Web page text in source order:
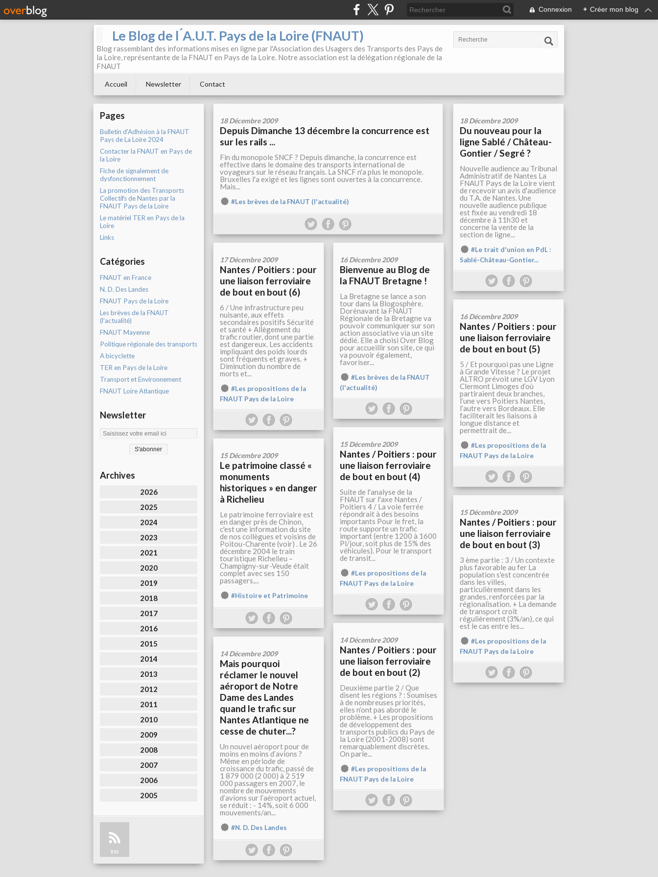
Connexion + Créer mon blog
Le Blog de l ́A.U.T. Pays de la Loire (FNAUT)
Blog rassemblant des informations mises en ligne par l'Association des Usagers des Transports des Pays de
la Loire, représentante de la FNAUT en Pays de la Loire. Notre association est la délégation régionale de la
FNAUT
Accueil Newsletter Contact
Pages
Bulletin d'Adhésion à la FNAUT
Pays de La Loire 2024
Contacter la FNAUT en Pays de
la Loire
Fiche de signalement de
dysfonctionnement
La promotion des Transports
Collectifs de Nantes par la
FNAUT Pays de la Loire
Le matériel TER en Pays de la
Loire
Links
Catégories
FNAUT en France
N. D. Des Landes
FNAUT Pays de la Loire
Les brèves de la FNAUT
(l'actualité)
FNAUT Mayenne
Politique régionale des transports
A bicyclette
TER en Pays de la Loire
Transport et Environnement
FNAUT Loire Atlantique
Newsletter
Archives
2026
2025
2024
2023
2021
2020
2019
2018
2017
2016
2015
2014
2013
2012
2011
2010
2009
2008
2007
2006
2005
RSS
18 Décembre 2009
Depuis Dimanche 13 décembre la concurrence est
sur les rails ...
Fin du monopole SNCF ? Depuis dimanche, la concurrence est
effective dans le domaine des transports international de
voyageurs sur le réseau français. La SNCF n'a plus le monopole.
Bruxelles l'a exigé et les lignes sont ouvertes à la concurrence.
Mais...
#Les brèves de la FNAUT (l'actualité)
18 Décembre 2009
Du nouveau pour la
ligne Sablé / Château-
Gontier / Segré ?
Nouvelle audience au Tribunal
Administratif de Nantes La
FNAUT Pays de la Loire vient
de recevoir un avis d'audience
du T.A. de Nantes. Une
nouvelle audience publique
est fixée au vendredi 18
décembre à 11h30 et
concerne la vente de la
section de ligne...
#Le trait d'union en PdL :
Sablé-Château-Gontier...
17 Décembre 2009
Nantes / Poitiers : pour
une liaison ferroviaire
de bout en bout (6)
6 / Une infrastructure peu
nuisante, aux effets
secondaires positifs Sécurité
et santé + Allègement du
trafic routier, dont une partie
est dangereux. Les accidents
impliquant des poids lourds
sont fréquents et graves. +
Diminution du nombre de
morts et...
#Les propositions de la
FNAUT Pays de la Loire
16 Décembre 2009
Bienvenue au Blog de
la FNAUT Bretagne !
La Bretagne se lance a son
tour dans la Blogosphère.
Dorénavant la FNAUT
Régionale de la Bretagne va
pouvoir communiquer sur son
action associative via un site
dédié. Elle a choisi Over Blog
pour accueillir son site, ce qui
va pouvoir également,
favoriser...
#Les brèves de la FNAUT
(l'actualité)
16 Décembre 2009
Nantes / Poitiers : pour
une liaison ferroviaire
de bout en bout (5)
5 / Et pourquoi pas une Ligne
à Grande Vitesse ? Le projet
ALTRO prévoit une LGV Lyon
Clermont Limoges d’où
partiraient deux branches,
l’une vers Poitiers Nantes,
l’autre vers Bordeaux. Elle
faciliterait les liaisons à
longue distance et
permettrait de...
#Les propositions de la
FNAUT Pays de la Loire
15 Décembre 2009
Nantes / Poitiers : pour
une liaison ferroviaire
de bout en bout (4)
Suite de l'analyse de la
FNAUT sur l'axe Nantes /
Poitiers 4 / La voie ferrée
répondrait à des besoins
importants Pour le fret, la
route supporte un trafic
important (entre 1200 à 1600
Pl/jour, soit plus de 15% des
véhicules). Pour le transport
de transit...
#Les propositions de la
FNAUT Pays de la Loire
15 Décembre 2009
Le patrimoine classé «
monuments
historiques » en danger
à Richelieu
Le patrimoine ferroviaire est
en danger près de Chinon,
c'est une information du site
de nos collègues et voisins de
Poitou-Charente (voir) . Le 26
décembre 2004 le train
touristique Richelieu –
Champigny-sur-Veude était
complet avec ses 150
passagers,...
#Histoire et Patrimoine
15 Décembre 2009
Nantes / Poitiers : pour
une liaison ferroviaire
de bout en bout (3)
3 ème partie : 3 / Un contexte
plus favorable au fer La
population s'est concentrée
dans les villes,
particulièrement dans les
grandes, renforcées par la
régionalisation. + La demande
de transport croît
régulièrement (3%/an), ce qui
est le cas entre les...
#Les propositions de la
FNAUT Pays de la Loire
14 Décembre 2009
Nantes / Poitiers : pour
une liaison ferroviaire
de bout en bout (2)
Deuxième partie 2 / Que
disent les régions ? : Soumises
à de nombreuses priorités,
elles n’ont pas abordé le
problème. + Les propositions
de développement des
transports publics du Pays de
la Loire (2001-2008) sont
remarquablement discrètes.
On parle...
#Les propositions de la
FNAUT Pays de la Loire
14 Décembre 2009
Mais pourquoi
réclamer le nouvel
aéroport de Notre
Dame des Landes
quand le trafic sur
Nantes Atlantique ne
cesse de chuter...?
Un nouvel aéroport pour de
moins en moins d’avions ?
Même en période de
croissance du trafic, passé de
1 879 000 (2 000) à 2 519
000 passagers en 2007, le
nombre de mouvements
d’avions sur l’aéroport actuel,
se réduit : - 14%, soit 6 000
mouvements/an...
#N. D. Des Landes